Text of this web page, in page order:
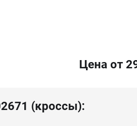
Цена от
(кроссы):